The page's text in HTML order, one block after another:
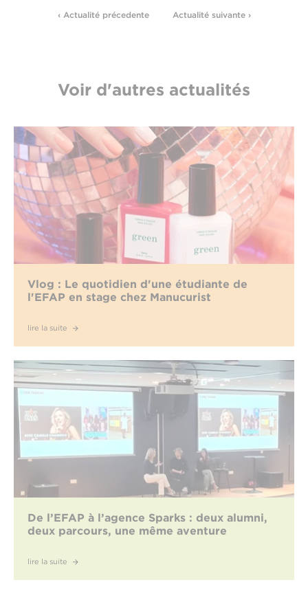
‹ Actualité précedente Actualité suivante ›
Voir d'autres actualités
Vlog : Le quotidien d'une étudiante de
l'EFAP en stage chez Manucurist
lire la suite
De l’EFAP à l’agence Sparks : deux alumni,
deux parcours, une même aventure
lire la suite